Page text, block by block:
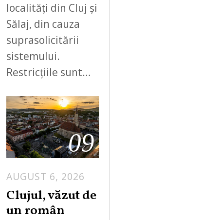
localități din Cluj și
Sălaj, din cauza
suprasolicitării
sistemului.
Restricțiile sunt…
09
AUGUST 6, 2026
Clujul, văzut de
un român